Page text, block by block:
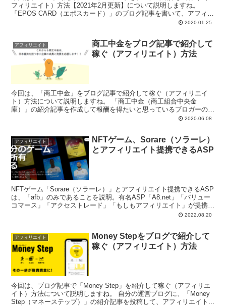
フィリエイト）方法【2021年2月更新】について説明しますね。
「EPOS CARD（エポスカード）」のブログ記事を書いて、アフィリ
2020.01.25
アフィリエイト
商工中金をブログ記事で紹介して
稼ぐ（アフィリエイト）方法
今回は、「商工中金」をブログ記事で紹介して稼ぐ（アフィリエイ
ト）方法について説明しますね。 「商工中金（商工組合中央金
庫）」の紹介記事を作成して報酬を得たいと思っているブロガーの皆
2020.06.08
アフィリエイト
NFTゲーム、Sorare（ソラーレ）
とアフィリエイト提携できるASP
NFTゲーム「Sorare（ソラーレ）」とアフィリエイト提携できるASP
は、「afb」のみであることを説明。有名ASP「A8.net」「バリュー
コマース」「アクセストレード」「もしもアフィリエイト」が提携で
きない中、「afb」だけが「Sorare」と提携できることを強調。2022.08.20
アフィリエイト
Money Stepをブログで紹介して
稼ぐ（アフィリエイト）方法
今回は、ブログ記事で「Money Step」を紹介して稼ぐ（アフィリエ
イト）方法について説明しますね。 自分の運営ブログに、「Money
Step（マネーステップ）」の紹介記事を投稿して、アフィリエイト...